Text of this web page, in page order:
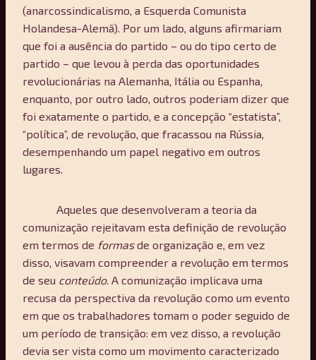
(anarcossindicalismo, a Esquerda Comunista
Holandesa-Alemã). Por um lado, alguns afirmariam
que foi a ausência do partido – ou do tipo certo de
partido – que levou à perda das oportunidades
revolucionárias na Alemanha, Itália ou Espanha,
enquanto, por outro lado, outros poderiam dizer que
foi exatamente o partido, e a concepção “estatista”,
“política”, de revolução, que fracassou na Rússia,
desempenhando um papel negativo em outros
lugares.
Aqueles que desenvolveram a teoria da
comunização rejeitavam esta definição de revolução
em termos de formasde organização e, em vez
disso, visavam compreender a revolução em termos
de seu conteúdo. A comunização implicava uma
recusa da perspectiva da revolução como um evento
em que os trabalhadores tomam o poder seguido de
um período de transição: em vez disso, a revolução
devia ser vista como um movimento caracterizado